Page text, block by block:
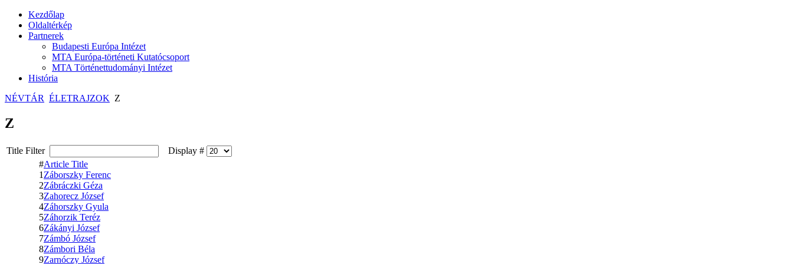
Kezdőlap
Oldaltérkép
Partnerek
Budapesti Európa Intézet
MTA Európa-történeti Kutatócsoport
MTA Történettudományi Intézet
História
NÉVTÁR ÉLETRAJZOK Z
Z
Title Filter
Display #
#Article Title
1 Záborszky Ferenc
2Zábráczki Géza
3Zahorecz József
4Záhorszky Gyula
5Záhorzik Teréz
6Zákányi József
7Zámbó József
8Zámbori Béla
9Zarnóczy József